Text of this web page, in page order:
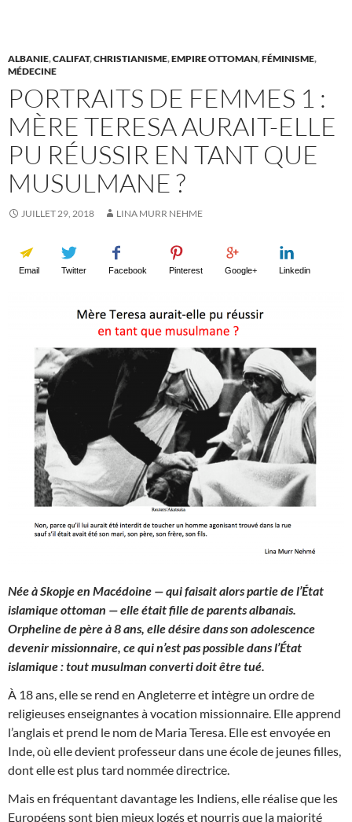
ALBANIE,CALIFAT,CHRISTIANISME,EMPIRE OTTOMAN,FÉMINISME,
MÉDECINE
PORTRAITS DE FEMMES 1 :
MÈRE TERESA AURAIT-ELLE
PU RÉUSSIR EN TANT QUE
MUSULMANE ?
JUILLET 29, 2018 LINA MURR NEHME
Email Twitter Facebook Pinterest Google+ Linkedin
Née à Skopje en Macédoine — qui faisait alors partie de l’État
islamique ottoman — elle était fille de parents albanais.
Orpheline de père à 8 ans, elle désire dans son adolescence
devenir missionnaire, ce qui n’est pas possible dans l’État
islamique : tout musulman converti doit être tué.
À 18 ans, elle se rend en Angleterre et intègre un ordre de
religieuses enseignantes à vocation missionnaire . Elle apprend
l’anglais et prend le nom de Maria Teresa. Elle est envoyée en
Inde, où elle devient professeur dans une école de jeunes filles,
dont elle est plus tard nommée directrice.
Mais en fréquentant davantage les Indiens, elle réalise que les
Européens sont bien mieux logés et nourris que la majorité